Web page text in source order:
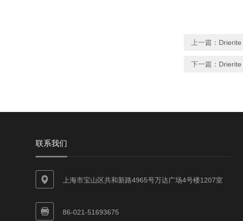
上一篇：
下一篇：
联系我们
上海市宝山区共和新路4965号万达广场4号楼1207室
86-021-51693675